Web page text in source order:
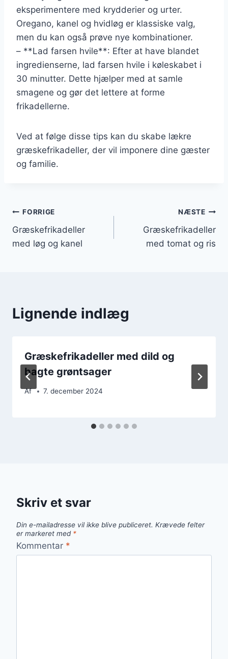
eksperimentere med krydderier og urter.
Oregano, kanel og hvidløg er klassiske valg,
men du kan også prøve nye kombinationer.
– **Lad farsen hvile**: Efter at have blandet
ingredienserne, lad farsen hvile i køleskabet i
30 minutter. Dette hjælper med at samle
smagene og gør det lettere at forme
frikadellerne.
Ved at følge disse tips kan du skabe lækre
græskefrikadeller, der vil imponere dine gæster
og familie.
Indlægsnavigation
FORRIGE
Græskefrikadeller
med løg og kanel
NÆSTE
Græskefrikadeller
med tomat og ris
Lignende indlæg
Græskefrikadeller med dild og
bagte grøntsager
Af 7. december 2024
Skriv et svar
Din e-mailadresse vil ikke blive publiceret. Krævede felter
er markeret med *
Kommentar *